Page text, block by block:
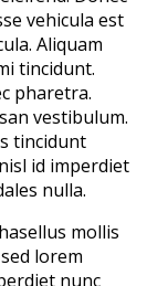
vehicula est
Aliquam
tincidunt.
pharetra.
vestibulum.
tincidunt
id imperdiet
nulla.
mollis
lorem
nunc